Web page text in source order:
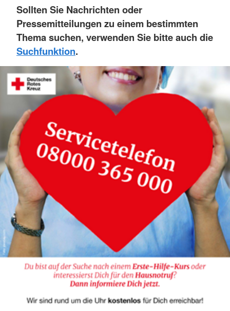
Sollten Sie Nachrichten oder
Pressemitteilungen zu einem bestimmten
Thema suchen, verwenden Sie bitte auch die
Suchfunktion.